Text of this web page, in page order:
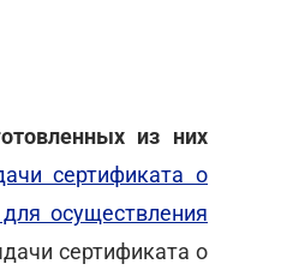
из них
сертификата о
осуществления
сертификата о